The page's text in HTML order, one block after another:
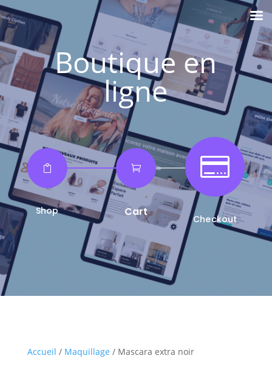
Boutique en
ligne

Shop

Cart

Checkout
Accueil / Maquillage / Mascara extra noir